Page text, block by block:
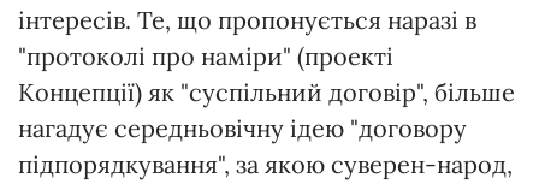
інтересів. Те, що пропонується наразі в
"протоколі про наміри" (проекті
Концепції) як "суспільний договір", більше
нагадує середньовічну ідею "договору
підпорядкування", за якою суверен-народ,